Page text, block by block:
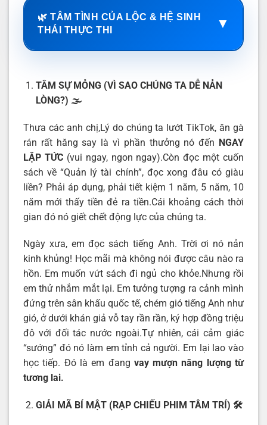
🌿 TÂM TÌNH CỦA LỘC & HỆ SINH
THÁI THỰC THI
▼
TÂM SỰ MỎNG (VÌ SAO CHÚNG TA DỄ NẢN
LÒNG?) 🌫️
Thưa các anh chị,Lý do chúng ta lướt TikTok, ăn gà
rán rất hăng say là vì phần thưởng nó đến NGAY
LẬP TỨC(vui ngay, ngon ngay).Còn đọc một cuốn
sách về “Quản lý tài chính”, đọc xong đâu có giàu
liền? Phải áp dụng, phải tiết kiệm 1 năm, 5 năm, 10
năm mới thấy tiền đẻ ra tiền.Cái khoảng cách thời
gian đó nó giết chết động lực của chúng ta.
Ngày xưa, em đọc sách tiếng Anh. Trời ơi nó nản
kinh khủng! Học mãi mà không nói được câu nào ra
hồn. Em muốn vứt sách đi ngủ cho khỏe.Nhưng rồi
em thử nhắm mắt lại. Em tưởng tượng ra cảnh mình
đứng trên sân khấu quốc tế, chém gió tiếng Anh như
gió, ở dưới khán giả vỗ tay rần rần, ký hợp đồng triệu
đô với đối tác nước ngoài.Tự nhiên, cái cảm giác
“sướng” đó nó làm em tỉnh cả người. Em lại lao vào
học tiếp. Đó là em đang vay mượn năng lượng từ
tương lai.
GIẢI MÃ BÍ MẬT (RẠP CHIẾU PHIM TÂM TRÍ) 🛠️